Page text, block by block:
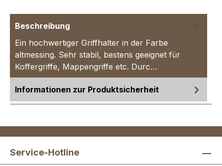
Beschreibung
Ein hochwertiger Griffhalter in der Farbe
altmessing. Sehr stabil, bestens geeignet für
Koffergriffe, Mappengriffe etc. Durc…
Informationen zur Produktsicherheit
Service-Hotline